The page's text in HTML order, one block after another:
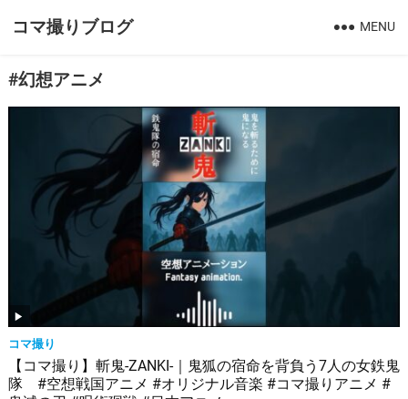
コマ撮りブログ MENU
#幻想アニメ
コマ撮り
【コマ撮り】斬鬼-ZANKI-｜鬼狐の宿命を背負う7人の女鉄鬼
隊 #空想戦国アニメ #オリジナル音楽 #コマ撮りアニメ #